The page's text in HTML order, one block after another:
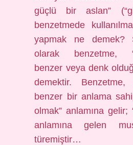
güçlü bir aslan”
benzetmede
yapmak ne demek?
olarak benzetme,
benzer veya denk
demektir.
benzer bir anlama
olmak” anlamına gelir;
anlamına gelen
türemiştir…